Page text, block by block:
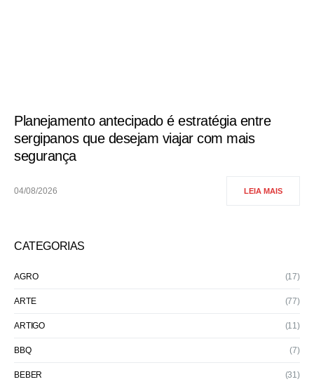
Planejamento antecipado é estratégia entre
sergipanos que desejam viajar com mais
segurança
04/08/2026 LEIA MAIS
CATEGORIAS
AGRO (17)
ARTE (77)
ARTIGO (11)
BBQ (7)
BEBER (31)